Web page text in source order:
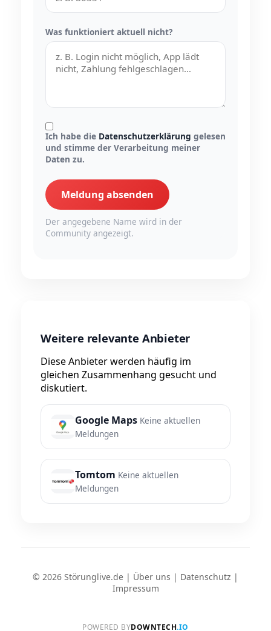
Was funktioniert aktuell nicht?
Ich habe die Datenschutzerklärung gelesen
und stimme der Verarbeitung meiner
Daten zu.
Meldung absenden
Der angegebene Name wird in der
Community angezeigt.
Weitere relevante Anbieter
Diese Anbieter werden häufig im
gleichen Zusammenhang gesucht und
diskutiert.
Google Maps Keine aktuellen
Meldungen
Tomtom Keine aktuellen
Meldungen
© 2026 Störunglive.de | Über uns | Datenschutz |
Impressum
POWERED BYDOWNTECH.IO